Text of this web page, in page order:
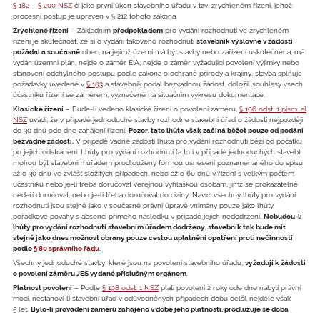
§ 182 – § 200 NSZ či jako první úkon stavebního úřadu v tzv. zrychleném řízení, jehož
procesní postup je upraven v § 212 tohoto zákona.
Zrychlené řízení – Základním předpokladem pro vydání rozhodnutí ve zrychleném
řízení je skutečnost, že si o vydání takového rozhodnutí stavebník výslovně v žádosti
požádal a současně obec, na jejímž území má být stavby nebo zařízení uskutečněna, má
vydán územní plán, nejde o záměr EIA, nejde o záměr vyžadující povolení výjimky nebo
stanovení odchylného postupu podle zákona o ochraně přírody a krajiny, stavba splňuje
požadavky uvedené v § 193 a stavebník podal bezvadnou žádost, doložil souhlasy všech
účastníků řízení se záměrem, vyznačené na situačním výkresu dokumentace.
Klasické řízení – Bude-li vedeno klasické řízení o povolení záměru, § 196 odst. 1 písm. a)
NSZ uvádí, že v případě jednoduché stavby rozhodne stavební úřad o žádosti nejpozději
do 30 dnů ode dne zahájení řízení. Pozor, tato lhůta však začíná běžet pouze od podání
bezvadné žádosti. V případě vadné žádosti lhůta pro vydání rozhodnutí běží od počátku
po jejich odstranění. Lhůty pro vydání rozhodnutí (a to i v případě jednoduchých staveb)
mohou být stavebním úřadem prodlouženy formou usnesení poznamenaného do spisu
až o 30 dnů ve zvlášť složitých případech, nebo až o 60 dnů v řízení s velkým počtem
účastníků nebo je-li třeba doručovat veřejnou vyhláškou osobám, jimž se prokazatelně
nedaří doručovat, nebo je-li třeba doručovat do ciziny. Navíc, všechny lhůty pro vydání
rozhodnutí jsou stejně jako v současné právní úpravě vnímány pouze jako lhůty
pořádkové povahy s absencí přímého následku v případě jejich nedodržení. Nebudou-li
lhůty pro vydání rozhodnutí stavebním úřadem dodrženy, stavebník tak bude mít
stejně jako dnes možnost obrany pouze cestou uplatnění opatření proti nečinnosti
podle§ 80 správního řádu.
Všechny jednoduché stavby, které jsou na povolení stavebního úřadu, vyžadují k žádosti
o povolení záměru JES vydané příslušným orgánem.
Platnost povolení – Podle § 198 odst. 1 NSZ platí povolení 2 roky ode dne nabytí právní
moci, nestanoví-li stavební úřad v odůvodněných případech dobu delší, nejdéle však
5 let. Bylo-li provádění záměru zahájeno v době jeho platnosti, prodlužuje se doba